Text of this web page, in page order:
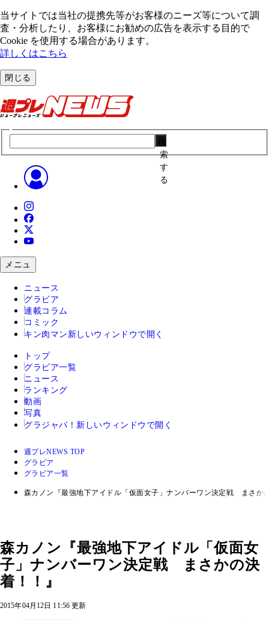
当サイトでは当社の提携先等がお客様のニーズ等について調
査・分析したり、お客様にお勧めの広告を表⽰する⽬的で
Cookie を使⽤する場合があります。
詳しくはこちら
閉じる
索
す
る
メニュ
ニュース
グラビア
連載コラム
コミック
キン肉マン 新しいウィンドウで開く
トップ
グラビア一覧
ニュース
ランキング
動画
写真
グラジャパ！ 新しいウィンドウで開く
週プレNEWS TOP
グラビア
グラビア一覧
森カノン『最強地下アイドル「仮面女子」ナンバーワン決定戦 まさか
森カノン『最強地下アイドル「仮面女
子」ナンバーワン決定戦 まさかの決
着！！』
2015年04月12日 11:56 更新